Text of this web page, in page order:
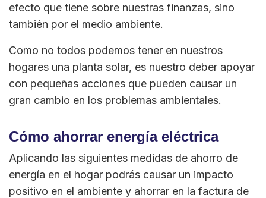
efecto que tiene sobre nuestras finanzas, sino
también por el medio ambiente.
Como no todos podemos tener en nuestros
hogares una planta solar, es nuestro deber apoyar
con pequeñas acciones que pueden causar un
gran cambio en los problemas ambientales.
Cómo ahorrar energía eléctrica
Aplicando las siguientes medidas de ahorro de
energía en el hogar podrás causar un impacto
positivo en el ambiente y ahorrar en la factura de